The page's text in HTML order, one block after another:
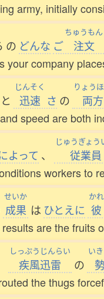
army, initially
の どんな ご
ちゅうもん
注文
your company
と
じんそく
迅速 さ の
りょう
両方
speed are both
よって 、
じゅうぎょう
従業員
workers to
せいか
成果 は ひとえに
かれ
彼
are the fruits
しっぷうじんらい
疾風迅雷 の
い
the thugs